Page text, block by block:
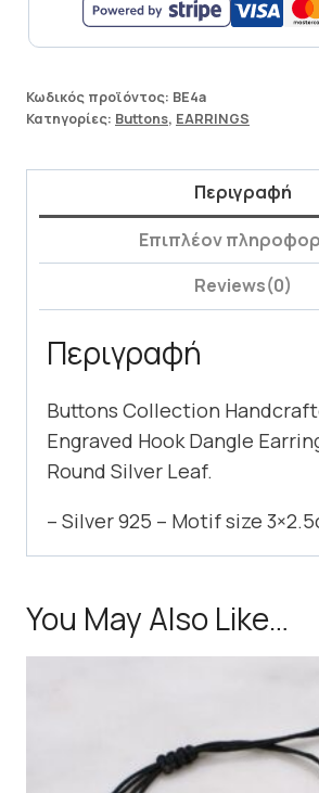
Κωδικός προϊόντος: BE4a
Κατηγορίες: Buttons, EARRINGS
Περιγραφή
Επιπλέον
Reviews(0)
Περιγραφή
Buttons Collection
Engraved Hook Dangle
Round Silver Leaf.
– Silver 925 – Motif size
You May Also Like…